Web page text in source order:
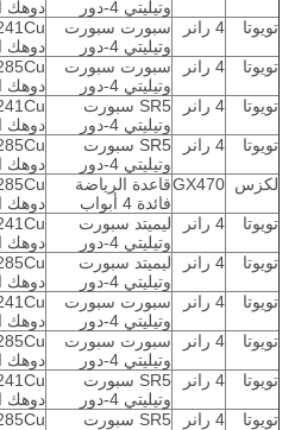
وتيليتي 4-دور
دوهك
تويوتا
4 رانر
سبورت سبورت
وتيليتي 4-دور
دوهك
تويوتا
4 رانر
سبورت سبورت
وتيليتي 4-دور
دوهك
تويوتا
4 رانر
SR5 سبورت
وتيليتي 4-دور
دوهك
تويوتا
4 رانر
SR5 سبورت
وتيليتي 4-دور
دوهك
لكزس GX470قاعدة الرياضة
فائدة 4 أبواب
دوهك
تويوتا
4 رانر
ليميتد سبورت
وتيليتي 4-دور
دوهك
تويوتا
4 رانر
ليميتد سبورت
وتيليتي 4-دور
دوهك
تويوتا
4 رانر
سبورت سبورت
وتيليتي 4-دور
دوهك
تويوتا
4 رانر
سبورت سبورت
وتيليتي 4-دور
دوهك
تويوتا
4 رانر
SR5 سبورت
وتيليتي 4-دور
دوهك
تويوتا
4 رانر
SR5 سبورت